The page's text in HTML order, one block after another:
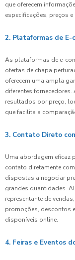
que oferecem
especificações, preços
2. Plataformas de E-
As plataformas de e-
ofertas de chapa
oferecem uma ampla
diferentes
resultados por preço,
que facilita a
3. Contato Direto
Uma abordagem eficaz
contato diretamente
dispostas a negociar
grandes quantidades.
representante de
promoções, descontos
disponíveis online.
4. Feiras e Eventos